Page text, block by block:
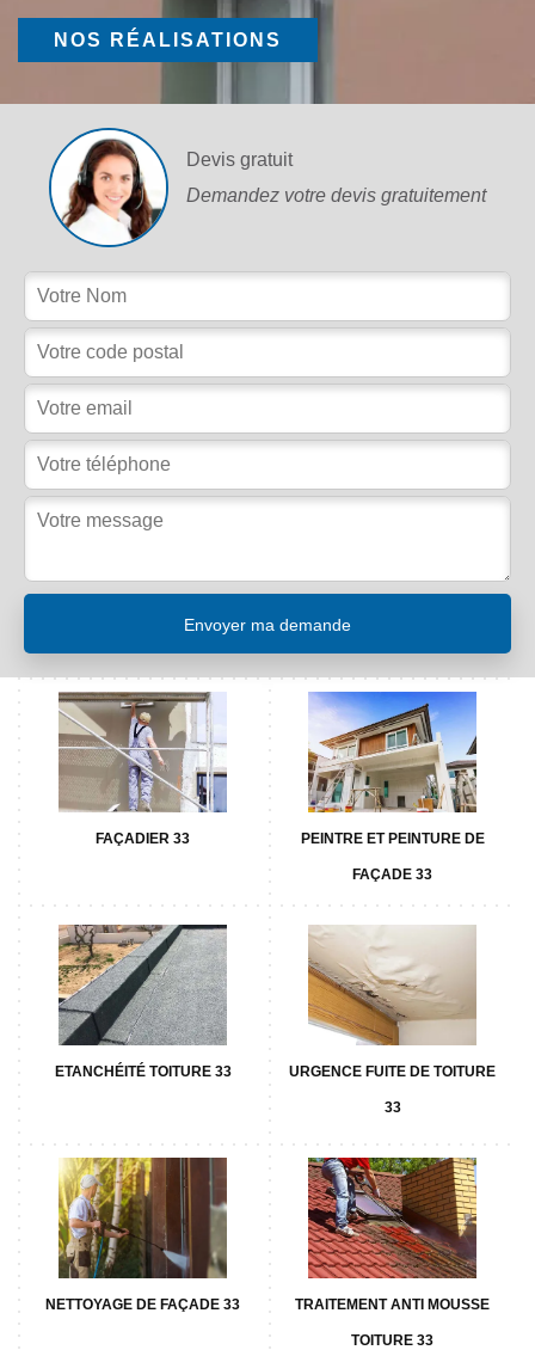
NOS RÉALISATIONS
Devis gratuit
Demandez votre devis gratuitement
FAÇADIER 33 PEINTRE ET PEINTURE DE
FAÇADE 33
ETANCHÉITÉ TOITURE 33 URGENCE FUITE DE TOITURE
33
NETTOYAGE DE FAÇADE 33 TRAITEMENT ANTI MOUSSE
TOITURE 33